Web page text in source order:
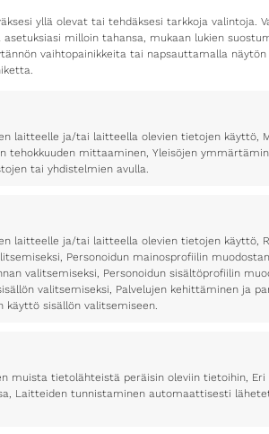
yllä olevat tai tehdäksesi tarkkoja valintoja.
milloin tahansa, mukaan lukien
vaihtopainikkeita tai napsauttamalla näytön
laitteelle ja/tai laitteella olevien tietojen käyttö,
tehokkuuden mittaaminen, Yleisöjen
tai yhdistelmien avulla.
laitteelle ja/tai laitteella olevien tietojen käyttö,
Personoidun mainosprofiilin
valitsemiseksi, Personoidun sisältöprofiilin
valitsemiseksi, Palvelujen kehittäminen ja
käyttö sisällön valitsemiseen.
muista tietolähteistä peräisin oleviin tietoihin,
Laitteiden tunnistaminen automaattisesti